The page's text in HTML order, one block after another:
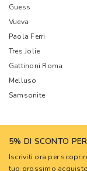
Guess
Vueva
Paola Ferri
Tres Jolie
Gattinoni Roma
Melluso
Samsonite
5% DI SCONTO
Iscriviti ora per
tuo prossimo